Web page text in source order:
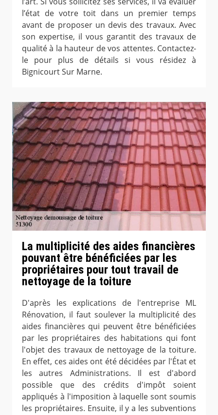
l’état de votre toit dans un premier temps
avant de proposer un devis des travaux. Avec
son expertise, il vous garantit des travaux de
qualité à la hauteur de vos attentes. Contactez-
le pour plus de détails si vous résidez à
Bignicourt Sur Marne.
La multiplicité des aides financières
pouvant être bénéficiées par les
propriétaires pour tout travail de
nettoyage de la toiture
D'après les explications de l'entreprise ML
Rénovation, il faut soulever la multiplicité des
aides financières qui peuvent être bénéficiées
par les propriétaires des habitations qui font
l'objet des travaux de nettoyage de la toiture.
En effet, ces aides ont été décidées par l'État et
les autres Administrations. Il est d'abord
possible que des crédits d'impôt soient
appliqués à l'imposition à laquelle sont soumis
les propriétaires. Ensuite, il y a les subventions